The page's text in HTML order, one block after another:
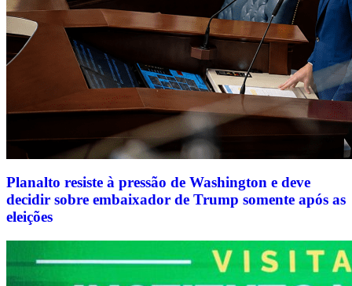
Planalto resiste à pressão de Washington e deve
decidir sobre embaixador de Trump somente após as
eleições